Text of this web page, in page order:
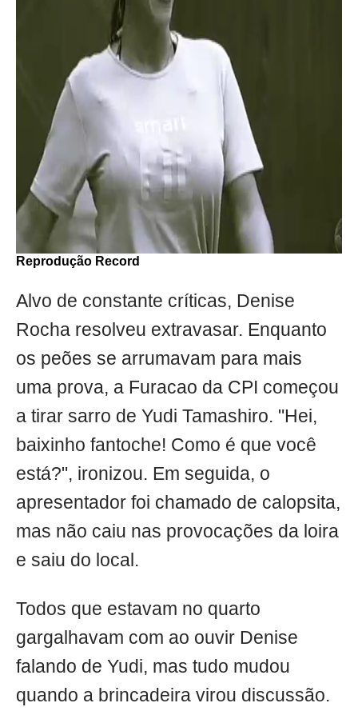
Reprodução Record
Alvo de constante críticas, Denise
Rocha resolveu extravasar. Enquanto
os peões se arrumavam para mais
uma prova, a Furacao da CPI começou
a tirar sarro de Yudi Tamashiro. "Hei,
baixinho fantoche! Como é que você
está?", ironizou. Em seguida, o
apresentador foi chamado de calopsita,
mas não caiu nas provocações da loira
e saiu do local.
Todos que estavam no quarto
gargalhavam com ao ouvir Denise
falando de Yudi, mas tudo mudou
quando a brincadeira virou discussão.